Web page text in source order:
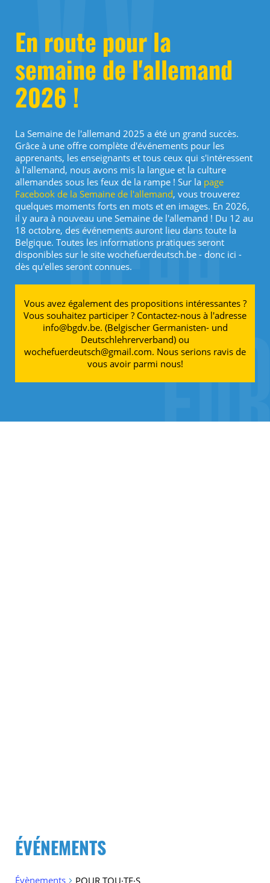
En route pour la
semaine de l'allemand
2026 !
La Semaine de l'allemand 2025 a été un grand succès.
Grâce à une offre complète d'événements pour les
apprenants, les enseignants et tous ceux qui s'intéressent
à l'allemand, nous avons mis la langue et la culture
allemandes sous les feux de la rampe ! Sur la page
Facebook de la Semaine de l'allemand, vous trouverez
quelques moments forts en mots et en images. En 2026,
il y aura à nouveau une Semaine de l'allemand ! Du 12 au
18 octobre, des événements auront lieu dans toute la
Belgique. Toutes les informations pratiques seront
disponibles sur le site wochefuerdeutsch.be - donc ici -
dès qu'elles seront connues.
Vous avez également des propositions intéressantes ?
Vous souhaitez participer ? Contactez-nous à l'adresse
info@bgdv.be. (Belgischer Germanisten- und
Deutschlehrerverband) ou
wochefuerdeutsch@gmail.com. Nous serions ravis de
vous avoir parmi nous!
ÉVÉNEMENTS
Évènements POUR TOU·TE·S